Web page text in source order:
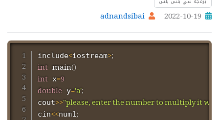
2022-10-19
adnandsibai
include<iostream>;
int main()
int x=9
double y='a';
cout>>"please, enter the number to multiply it
cin<<num1;